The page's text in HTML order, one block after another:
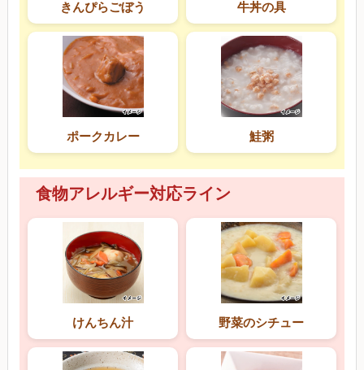
きんぴらごぼう 牛丼の具
ポークカレー 鮭粥
食物アレルギー対応ライン
けんちん汁 野菜のシチュー